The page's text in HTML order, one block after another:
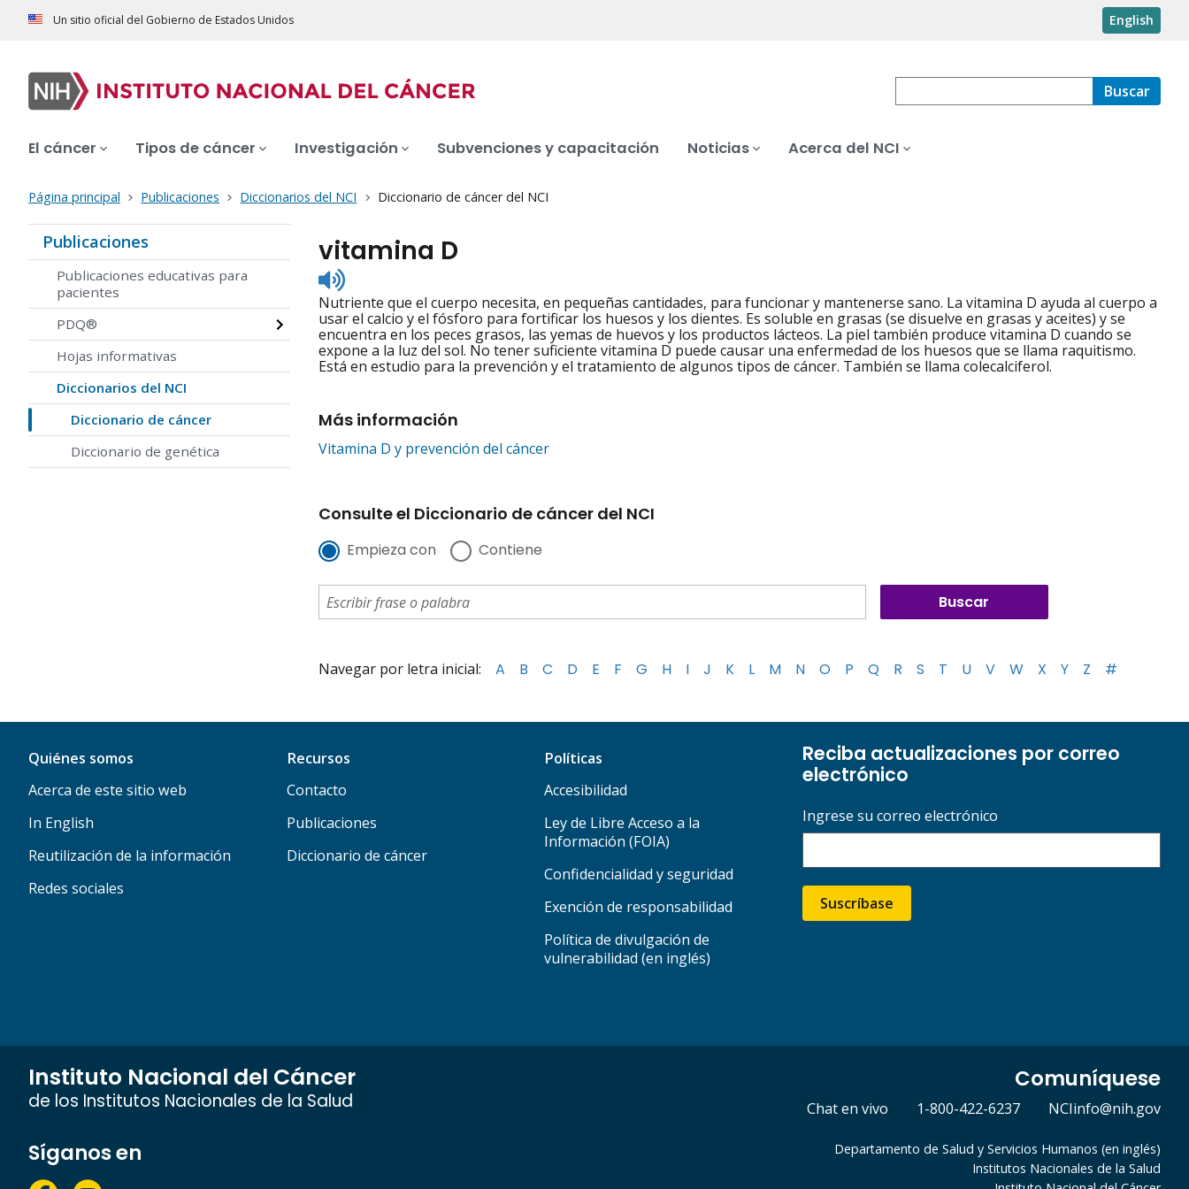
Un sitio oficial del Gobierno de Estados Unidos English
Buscar
El cáncer Tipos de cáncer Investigación Subvenciones y capacitación Noticias Acerca del NCI
Página principal Publicaciones Diccionarios del NCI Diccionario de cáncer del NCI
Publicaciones
Publicaciones educativas para
pacientes
PDQ®
Hojas informativas
Diccionarios del NCI
Diccionario de cáncer
Diccionario de genética
vitamina D
Listen
to
pronunciation
Nutriente que el cuerpo necesita, en pequeñas cantidades, para funcionar y mantenerse sano. La vitamina D ayuda al cuerpo a
usar el calcio y el fósforo para fortificar los huesos y los dientes. Es soluble en grasas (se disuelve en grasas y aceites) y se
encuentra en los peces grasos, las yemas de huevos y los productos lácteos. La piel también produce vitamina D cuando se
expone a la luz del sol. No tener suficiente vitamina D puede causar una enfermedad de los huesos que se llama raquitismo.
Está en estudio para la prevención y el tratamiento de algunos tipos de cáncer. También se llama colecalciferol.
Más información
Vitamina D y prevención del cáncer
Consulte el Diccionario de cáncer del NCI
Empieza con Contiene
Navegar por letra inicial: A B C D E F G H I J K L M N O P Q R S T U V W X Y Z #
Quiénes somos
Acerca de este sitio web
In English
Reutilización de la información
Redes sociales
Recursos
Contacto
Publicaciones
Diccionario de cáncer
Políticas
Accesibilidad
Ley de Libre Acceso a la
Información (FOIA)
Confidencialidad y seguridad
Exención de responsabilidad
Política de divulgación de
vulnerabilidad (en inglés)
Reciba actualizaciones por correo
electrónico
Ingrese su correo electrónico
Suscríbase
Instituto Nacional del Cáncer
de los Institutos Nacionales de la Salud
Comuníquese
Chat en vivo 1-800-422-6237 NCIinfo@nih.gov
Síganos en
Departamento de Salud y Servicios Humanos (en inglés)
Institutos Nacionales de la Salud